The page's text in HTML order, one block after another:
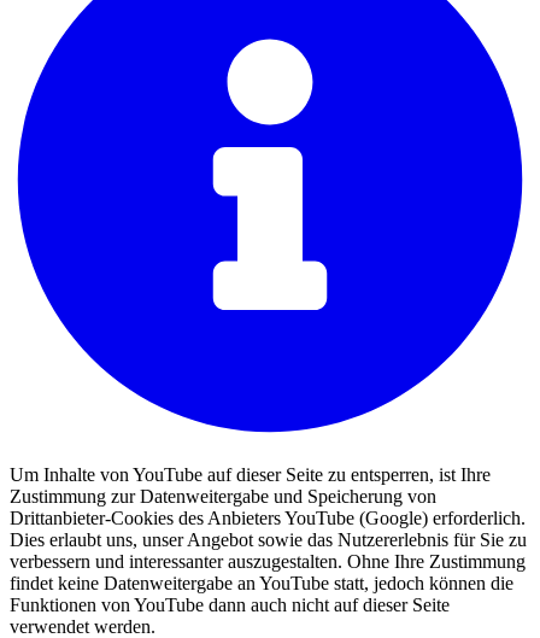
Um Inhalte von YouTube auf dieser Seite zu entsperren, ist Ihre
Zustimmung zur Datenweitergabe und Speicherung von
Drittanbieter-Cookies des Anbieters YouTube (Google) erforderlich.
Dies erlaubt uns, unser Angebot sowie das Nutzererlebnis für Sie zu
verbessern und interessanter auszugestalten. Ohne Ihre Zustimmung
findet keine Datenweitergabe an YouTube statt, jedoch können die
Funktionen von YouTube dann auch nicht auf dieser Seite
verwendet werden.